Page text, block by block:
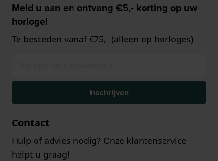
Meld u aan en ontvang €5,- korting op uw
horloge!
Te besteden vanaf €75,- (alleen op horloges)
Inschrijven
Contact
Hulp of advies nodig? Onze klantenservice
helpt u graag!